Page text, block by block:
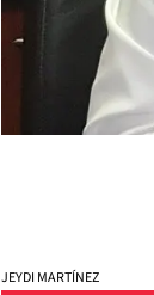
JEYDI MARTÍNEZ